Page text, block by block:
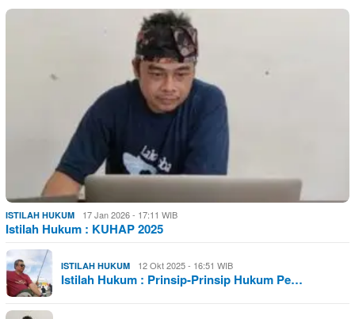
ISTILAH HUKUM 17 Jan 2026 - 17:11 WIB
Istilah Hukum : KUHAP 2025
ISTILAH HUKUM 12 Okt 2025 - 16:51 WIB
Istilah Hukum : Prinsip-Prinsip Hukum Pe…